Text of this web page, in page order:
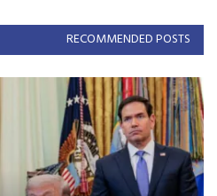
RECOMMENDED POSTS